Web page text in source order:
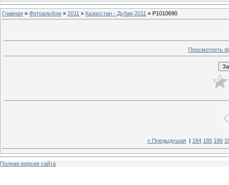
Главная » Фотоальбом » 2011 » Казахстан - Дубаи 2011 » P1010690
Просмотреть
« Предыдущая 184 185 186
Полная версия сайта